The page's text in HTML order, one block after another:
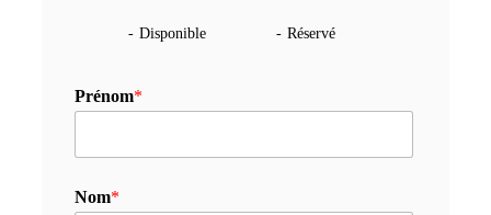
- Disponible - Réservé
Prénom*
Nom*